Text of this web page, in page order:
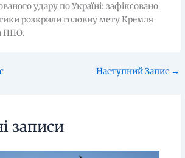
удару по Україні: зафіксовано
розкрили головну мету Кремля
ППО.
Наступний Запис →
записи